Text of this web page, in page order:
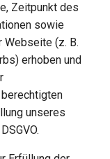
Zeitpunkt des
sowie
Webseite (z. B.
erhoben und
unseres